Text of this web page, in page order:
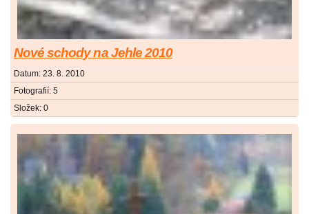
Nové schody na Jehle 2010
Datum: 23. 8. 2010
Fotografií: 5
Složek: 0